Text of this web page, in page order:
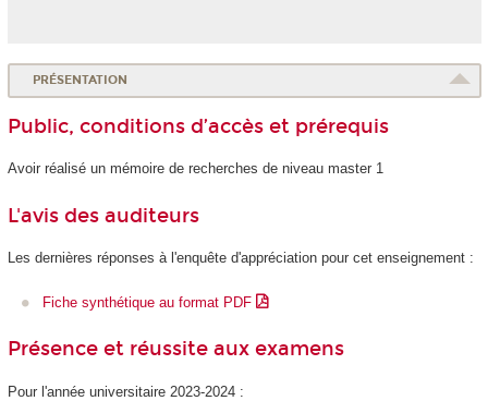
PRÉSENTATION
Public, conditions d’accès et prérequis
Avoir réalisé un mémoire de recherches de niveau master 1
L'avis des auditeurs
Les dernières réponses à l'enquête d'appréciation pour cet enseignement :
Fiche synthétique au format PDF
Présence et réussite aux examens
Pour l'année universitaire 2023-2024 :